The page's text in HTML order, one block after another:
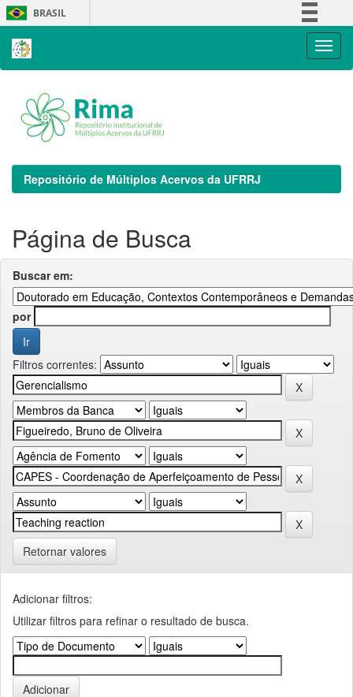
Skip
navigation
BRASIL
Repositório de Múltiplos Acervos da UFRRJ
Página de Busca
Buscar em:
por
Filtros correntes:
Retornar valores
Adicionar filtros:
Utilizar filtros para refinar o resultado de busca.